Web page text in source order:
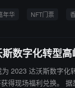
年华 NFT门票
数字化转型
2023 达沃斯数字
表出席、以及香港的政商界领袖、专业媒体都将云集香港会展